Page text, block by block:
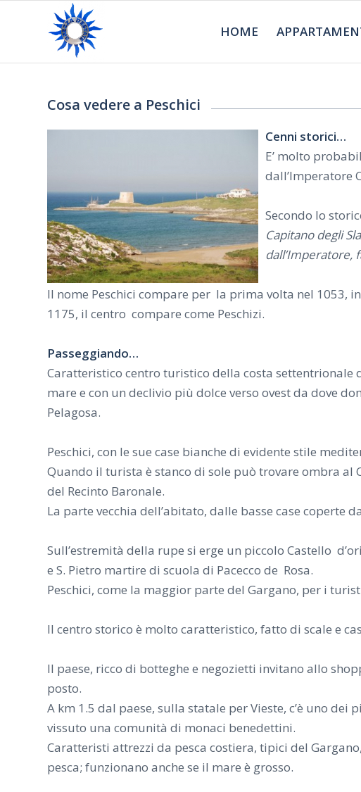
HOME
Cosa vedere a Peschici
Cenni storici…
E’ molto
dall’Imperatore
Secondo lo
Capitano degli
dall’Imperatore,
Il nome Peschici compare per la prima volta nel 1053,
1175, il centro compare come Peschizi.
Passeggiando…
Caratteristico centro turistico della costa settentrionale
mare e con un declivio più dolce verso ovest da dove
Pelagosa.
Peschici, con le sue case bianche di evidente stile
Quando il turista è stanco di sole può trovare ombra
del Recinto Baronale.
La parte vecchia dell’abitato, dalle basse case coperte
Sull’estremità della rupe si erge un piccolo Castello
e S. Pietro martire di scuola di Pacecco de Rosa.
Peschici, come la maggior parte del Gargano, per i
Il centro storico è molto caratteristico, fatto di scale e
Il paese, ricco di botteghe e negozietti invitano allo
posto.
A km 1.5 dal paese, sulla statale per Vieste, c’è uno
vissuto una comunità di monaci benedettini.
Caratteristi attrezzi da pesca costiera, tipici del
pesca; funzionano anche se il mare è grosso.